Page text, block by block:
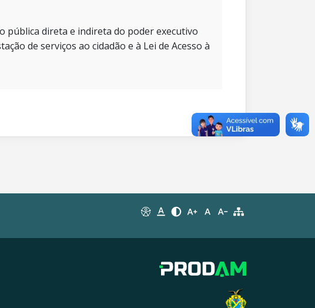
pública direta e indireta do poder executivo
de serviços ao cidadão e à Lei de Acesso à